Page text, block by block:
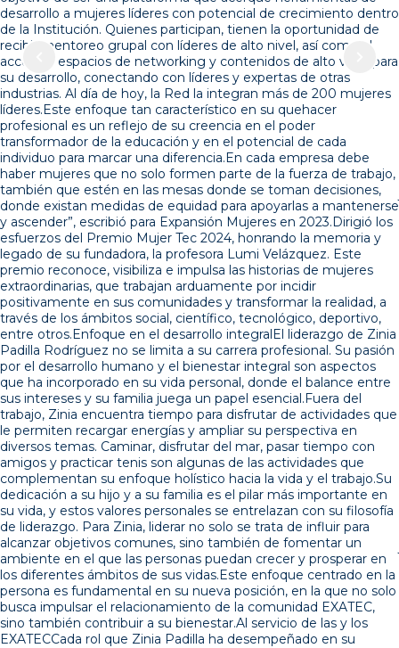
desarrollo a mujeres líderes con potencial de crecimiento dentro
de la Institución. Quienes participan, tienen la oportunidad de
recibir mentoreo grupal con líderes de alto nivel, así como el
acceso a espacios de networking y contenidos de alto valor para
su desarrollo, conectando con líderes y expertas de otras
industrias. Al día de hoy, la Red la integran más de 200 mujeres
líderes.Este enfoque tan característico en su quehacer
profesional es un reflejo de su creencia en el poder
transformador de la educación y en el potencial de cada
individuo para marcar una diferencia.En cada empresa debe
haber mujeres que no solo formen parte de la fuerza de trabajo,
también que estén en las mesas donde se toman decisiones,
donde existan medidas de equidad para apoyarlas a mantenerse
y ascender”, escribió para Expansión Mujeres en 2023.Dirigió los
esfuerzos del Premio Mujer Tec 2024, honrando la memoria y
legado de su fundadora, la profesora Lumi Velázquez. Este
premio reconoce, visibiliza e impulsa las historias de mujeres
extraordinarias, que trabajan arduamente por incidir
positivamente en sus comunidades y transformar la realidad, a
través de los ámbitos social, científico, tecnológico, deportivo,
entre otros.Enfoque en el desarrollo integralEl liderazgo de Zinia
Padilla Rodríguez no se limita a su carrera profesional. Su pasión
por el desarrollo humano y el bienestar integral son aspectos
que ha incorporado en su vida personal, donde el balance entre
sus intereses y su familia juega un papel esencial.Fuera del
trabajo, Zinia encuentra tiempo para disfrutar de actividades que
le permiten recargar energías y ampliar su perspectiva en
diversos temas. Caminar, disfrutar del mar, pasar tiempo con
amigos y practicar tenis son algunas de las actividades que
complementan su enfoque holístico hacia la vida y el trabajo.Su
dedicación a su hijo y a su familia es el pilar más importante en
su vida, y estos valores personales se entrelazan con su filosofía
de liderazgo. Para Zinia, liderar no solo se trata de influir para
alcanzar objetivos comunes, sino también de fomentar un
ambiente en el que las personas puedan crecer y prosperar en
los diferentes ámbitos de sus vidas.Este enfoque centrado en la
persona es fundamental en su nueva posición, en la que no solo
busca impulsar el relacionamiento de la comunidad EXATEC,
sino también contribuir a su bienestar.Al servicio de las y los
EXATECCada rol que Zinia Padilla ha desempeñado en su